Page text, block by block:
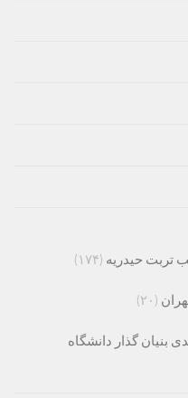
تربت حیدریه (۱۷۴)
(۲۰)
بنیان گذار دانشگاه